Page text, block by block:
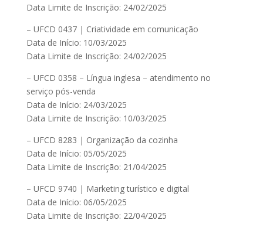
Data Limite de Inscrição: 24/02/2025
– UFCD 0437 | Criatividade em comunicação
Data de Início: 10/03/2025
Data Limite de Inscrição: 24/02/2025
– UFCD 0358 – Língua inglesa – atendimento no
serviço pós-venda
Data de Início: 24/03/2025
Data Limite de Inscrição: 10/03/2025
– UFCD 8283 | Organização da cozinha
Data de Início: 05/05/2025
Data Limite de Inscrição: 21/04/2025
– UFCD 9740 | Marketing turístico e digital
Data de Início: 06/05/2025
Data Limite de Inscrição: 22/04/2025